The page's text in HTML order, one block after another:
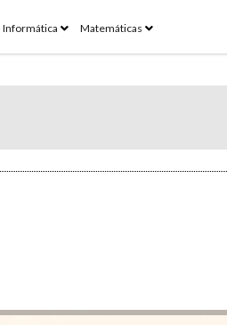
Informática openMatemáticas open